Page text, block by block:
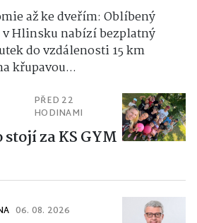
až ke dveřím: Oblíbený
Hlinsku nabízí bezplatný
do vzdálenosti 15 km
křupavou...
PŘED 22
HODINAMI
stojí za KS GYM
06. 08. 2026